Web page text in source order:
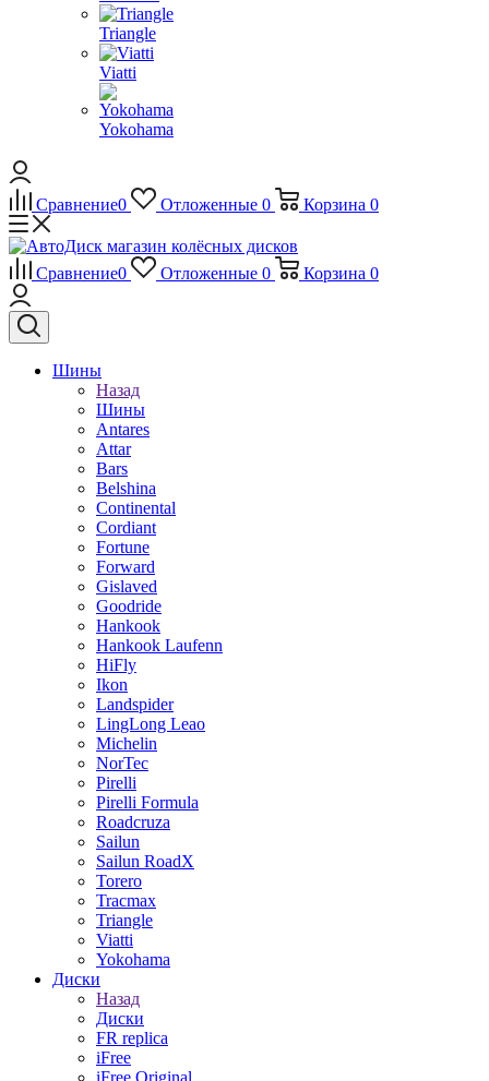
Triangle
Viatti
Yokohama
Сравнение0 Отложенные 0 Корзина 0
Сравнение0 Отложенные 0 Корзина 0
Шины
Назад
Шины
Antares
Attar
Bars
Belshina
Continental
Cordiant
Fortune
Forward
Gislaved
Goodride
Hankook
Hankook Laufenn
HiFly
Ikon
Landspider
LingLong Leao
Michelin
NorTec
Pirelli
Pirelli Formula
Roadcruza
Sailun
Sailun RoadX
Torero
Tracmax
Triangle
Viatti
Yokohama
Диски
Назад
Диски
FR replica
iFree
iFree Original